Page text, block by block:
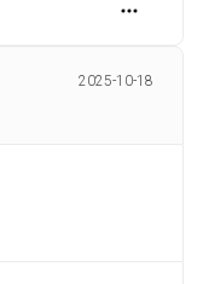
2025-10-18